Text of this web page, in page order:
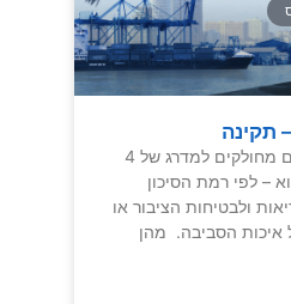
תקינה
התקנים הרשמיים מחולקים למדרג של 4
– לפי רמת הסיכון
ולבטיחות הציבור או
הסביבה. מהן